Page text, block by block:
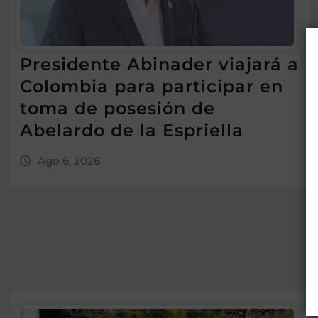
Presidente Abinader viajará a
Colombia para participar en
toma de posesión de
Abelardo de la Espriella
Ago 6, 2026